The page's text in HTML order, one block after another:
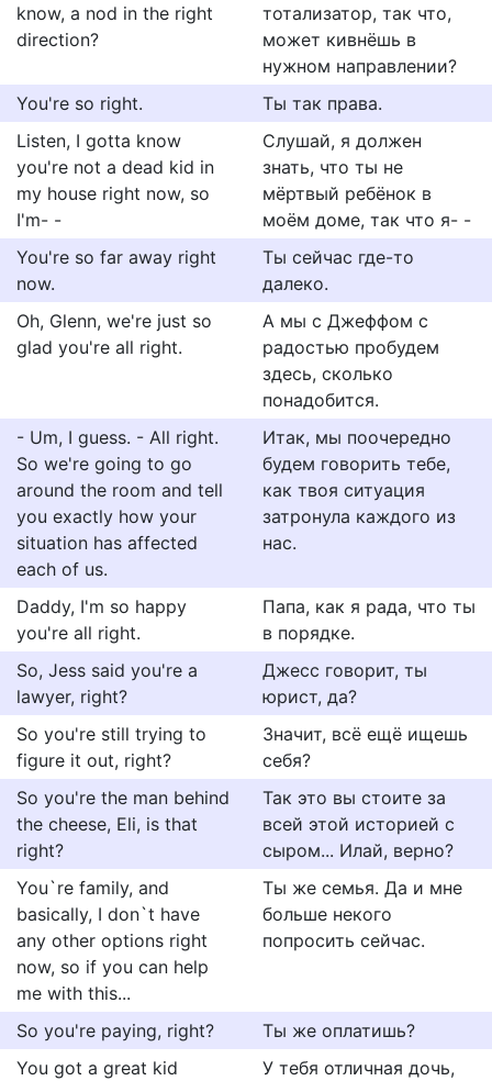
know, a nod in the right
direction?
тотализатор, так что,
может кивнёшь в
нужном направлении?
You're so right.
Ты так права.
Listen, I gotta know
you're not a dead kid in
my house right now, so
I'm- -
Слушай, я должен
знать, что ты не
мёртвый ребёнок в
моём доме, так что я- -
You're so far away right
now.
Ты сейчас где-то
далеко.
Oh, Glenn, we're just so
glad you're all right.
А мы с Джеффом с
радостью пробудем
здесь, сколько
понадобится.
- Um, I guess. - All right.
So we're going to go
around the room and tell
you exactly how your
situation has affected
each of us.
Итак, мы поочередно
будем говорить тебе,
как твоя ситуация
затронула каждого из
нас.
Daddy, I'm so happy
you're all right.
Папа, как я рада, что ты
в порядке.
So, Jess said you're a
lawyer, right?
Джесс говорит, ты
юрист, да?
So you're still trying to
figure it out, right?
Значит, всё ещё ищешь
себя?
So you're the man behind
the cheese, Eli, is that
right?
Так это вы стоите за
всей этой историей с
сыром... Илай, верно?
You`re family, and
basically, I don`t have
any other options right
now, so if you can help
me with this...
Ты же семья. Да и мне
больше некого
попросить сейчас.
So you're paying, right?
Ты же оплатишь?
You got a great kid
У тебя отличная дочь,